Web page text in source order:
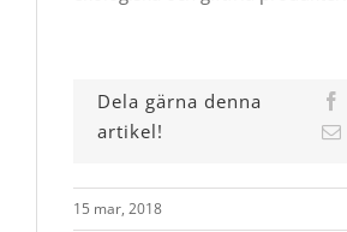
Dela gärna denna
artikel!
15 mar, 2018